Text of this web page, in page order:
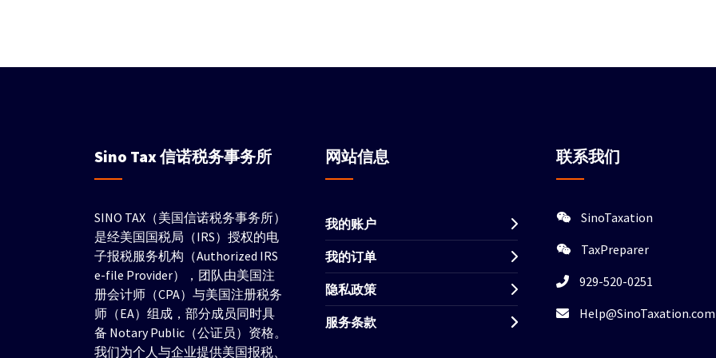
Sino Tax信诺税务事务所
SINO TAX（美国信诺税务事务所）
是经美国国税局（IRS）授权的电
子报税服务机构（Authorized IRS
e-file Provider），团队由美国注
册会计师（CPA）与美国注册税务
师（EA）组成，部分成员同时具
备 Notary Public（公证员）资格。
我们为个人与企业提供美国报税、
网站信息
我的账户
我的订单
隐私政策
服务条款
联系我们
SinoTaxation
TaxPreparer
929-520-0251
Help@SinoTaxation.com